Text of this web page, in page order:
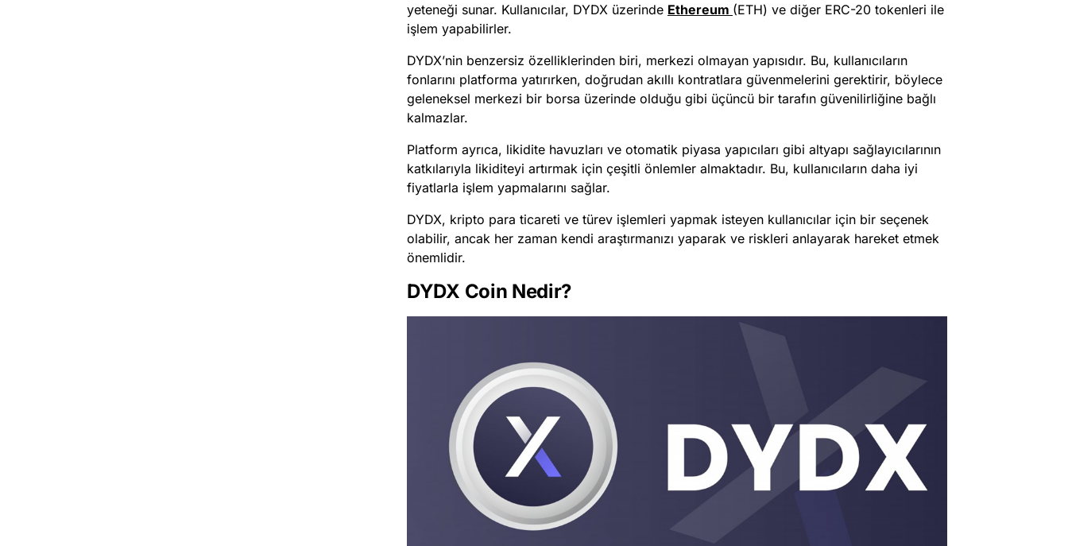
yeteneği sunar. Kullanıcılar, DYDX üzerinde Ethereum (ETH) ve diğer ERC-20 tokenleri ile
işlem yapabilirler.
DYDX’nin benzersiz özelliklerinden biri, merkezi olmayan yapısıdır. Bu, kullanıcıların
fonlarını platforma yatırırken, doğrudan akıllı kontratlara güvenmelerini gerektirir, böylece
geleneksel merkezi bir borsa üzerinde olduğu gibi üçüncü bir tarafın güvenilirliğine bağlı
kalmazlar.
Platform ayrıca, likidite havuzları ve otomatik piyasa yapıcıları gibi altyapı sağlayıcılarının
katkılarıyla likiditeyi artırmak için çeşitli önlemler almaktadır. Bu, kullanıcıların daha iyi
fiyatlarla işlem yapmalarını sağlar.
DYDX, kripto para ticareti ve türev işlemleri yapmak isteyen kullanıcılar için bir seçenek
olabilir, ancak her zaman kendi araştırmanızı yaparak ve riskleri anlayarak hareket etmek
önemlidir.
DYDX Coin Nedir?